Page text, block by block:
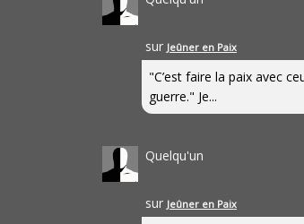
sur Jeûner en Paix
"C’est faire la paix avec
guerre." Je...
Quelqu'un
sur Jeûner en Paix